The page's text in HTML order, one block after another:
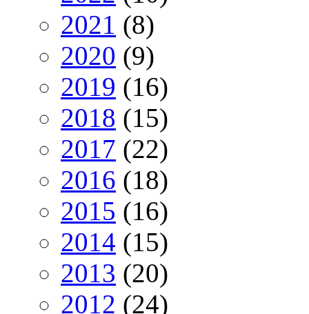
2021 (8)
2020 (9)
2019 (16)
2018 (15)
2017 (22)
2016 (18)
2015 (16)
2014 (15)
2013 (20)
2012 (24)